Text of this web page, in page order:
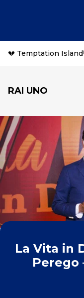
💔 Temptation Island
RAI UNO
La Vita in
Perego